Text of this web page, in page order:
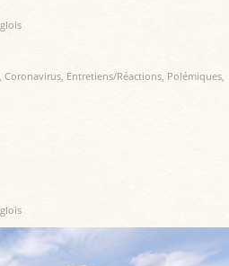
Coronavirus Entretiens/Réactions Polémiques